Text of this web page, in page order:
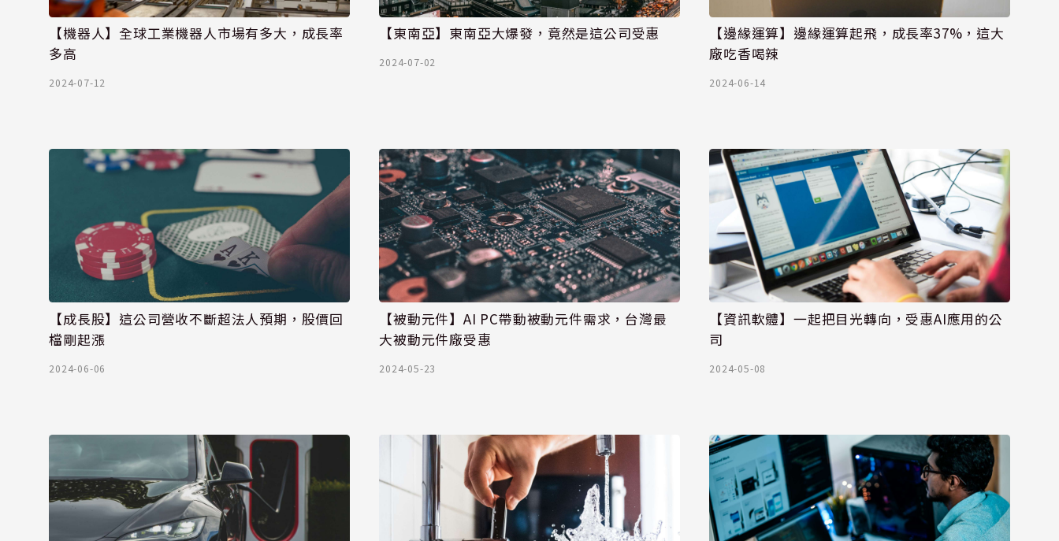
【機器人】全球工業機器人市場有多大，成長率
多高
2024-07-12
【東南亞】東南亞大爆發，竟然是這公司受惠
2024-07-02
【邊緣運算】邊緣運算起飛，成長率37%，這大
廠吃香喝辣
2024-06-14
【成長股】這公司營收不斷超法人預期，股價回
檔剛起漲
2024-06-06
【被動元件】AI PC帶動被動元件需求，台灣最
大被動元件廠受惠
2024-05-23
【資訊軟體】一起把目光轉向，受惠AI應用的公
司
2024-05-08